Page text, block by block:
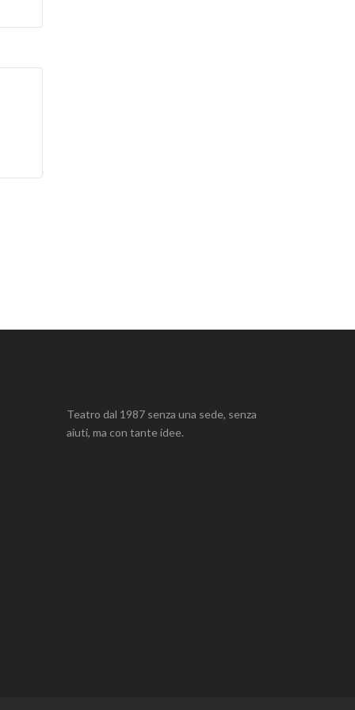
Teatro dal 1987 senza una sede, senza
aiuti, ma con tante idee.